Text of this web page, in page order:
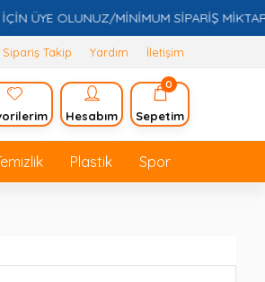
ÜYE OLUNUZ/MİNİMUM SİPARİŞ MİKTARI
Sipariş Takip Yardım İletişim
Hesabım
0
Sepetim
Plastik Spor